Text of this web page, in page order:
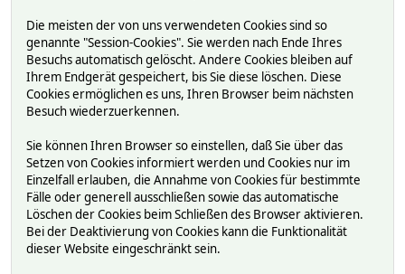
Die meisten der von uns verwendeten Cookies sind so
genannte "Session-Cookies". Sie werden nach Ende Ihres
Besuchs automatisch gelöscht. Andere Cookies bleiben auf
Ihrem Endgerät gespeichert, bis Sie diese löschen. Diese
Cookies ermöglichen es uns, Ihren Browser beim nächsten
Besuch wiederzuerkennen.
Sie können Ihren Browser so einstellen, daß Sie über das
Setzen von Cookies informiert werden und Cookies nur im
Einzelfall erlauben, die Annahme von Cookies für bestimmte
Fälle oder generell ausschließen sowie das automatische
Löschen der Cookies beim Schließen des Browser aktivieren.
Bei der Deaktivierung von Cookies kann die Funktionalität
dieser Website eingeschränkt sein.